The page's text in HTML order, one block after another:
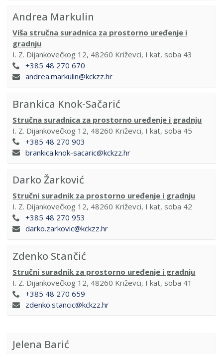
Andrea Markulin
Viša stručna suradnica za prostorno uređenje i
gradnju
I. Z. Dijankovečkog 12, 48260 Križevci, I kat, soba 43
+385 48 270 670
andrea.markulin@kckzz.hr
Brankica Knok-Sačarić
Stručna suradnica za prostorno uređenje i gradnju
I. Z. Dijankovečkog 12, 48260 Križevci, I kat, soba 45
+385 48 270 903
brankica.knok-sacaric@kckzz.hr
Darko Žarković
Stručni suradnik za prostorno uređenje i gradnju
I. Z. Dijankovečkog 12, 48260 Križevci, I kat, soba 42
+385 48 270 953
darko.zarkovic@kckzz.hr
Zdenko Stančić
Stručni suradnik za prostorno uređenje i gradnju
I. Z. Dijankovečkog 12, 48260 Križevci, I kat, soba 41
+385 48 270 659
zdenko.stancic@kckzz.hr
Jelena Barić